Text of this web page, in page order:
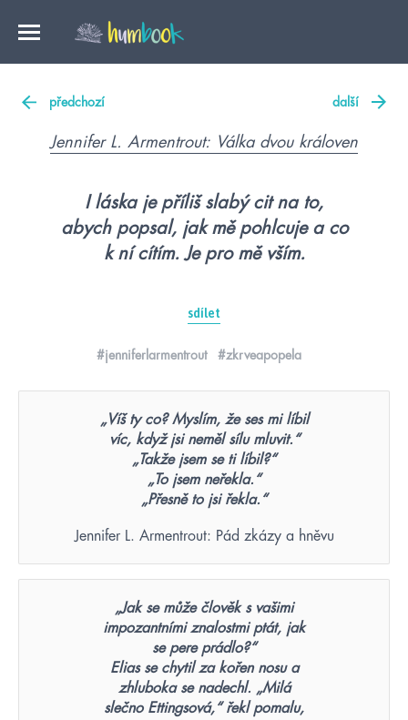
předchozí další
Jennifer L. Armentrout: Válka dvou královen
I láska je příliš slabý cit na to,
abych popsal, jak mě pohlcuje a co
k ní cítím. Je pro mě vším.
sdílet
#jenniferlarmentrout #zkrveapopela
„Víš ty co? Myslím, že ses mi líbil
víc, když jsi neměl sílu mluvit.“
„Takže jsem se ti líbil?“
„To jsem neřekla.“
„Přesně to jsi řekla.“
Jennifer L. Armentrout: Pád zkázy a hněvu
„Jak se může člověk s vašimi
impozantními znalostmi ptát, jak
se pere prádlo?“
Elias se chytil za kořen nosu a
zhluboka se nadechl. „Milá
slečno Ettingsová,“ řekl pomalu,